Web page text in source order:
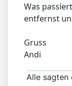
Was
entfernst
Gruss
Andi
Alle sagten